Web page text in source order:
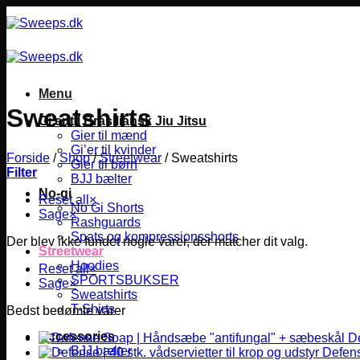
til
Menu
Gi’er til Brasiliansk Jiu Jitsu
Gier til mænd
Gi’er til kvinder
Gier til børn
BJJ bælter
No-gi
No Gi Shorts
Rashguards
Spats og kompressionsshorts
Streetwear
Hoodies
SPORTSBUKSER
Sweatshirts
T-Shirts
Accessories
BJJ bælter
Sweatshirts
Forside / Shop / Streetwear /Sweatshirts
Filter
Reset all ×
Sage×
Der blev ikke fundet nogle varer, der matcher dit valg.
Reset all×
Sage×
Bedst bedømte varer